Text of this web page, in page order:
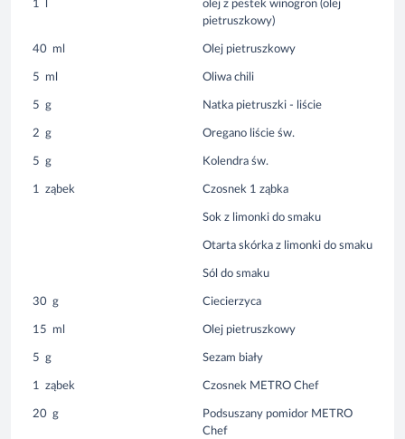
1
olej z pestek winogron (olej
pietruszkowy)
40 ml Olej pietruszkowy
5 ml Oliwa chili
5 g Natka pietruszki - liście
2 g Oregano liście św.
5 g Kolendra św.
1 ząbek Czosnek 1 ząbka
Sok z limonki do smaku
Otarta skórka z limonki do smaku
Sól do smaku
30 g Ciecierzyca
15 ml Olej pietruszkowy
5 g Sezam biały
1 ząbek Czosnek METRO Chef
20 g
Podsuszany pomidor METRO
Chef